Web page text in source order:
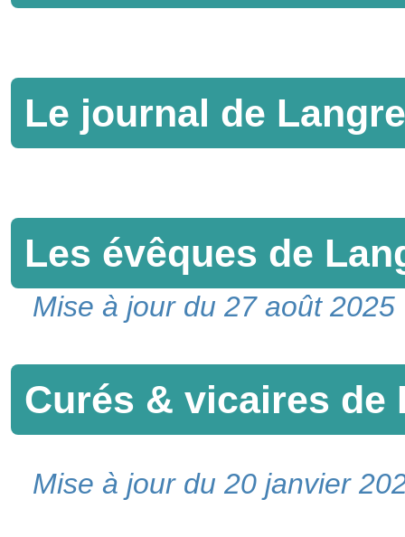
Le journal de
Les évêques de
Mise à jour du 27 août 2025
Curés & vicaires de
Mise à jour du 20 janvier